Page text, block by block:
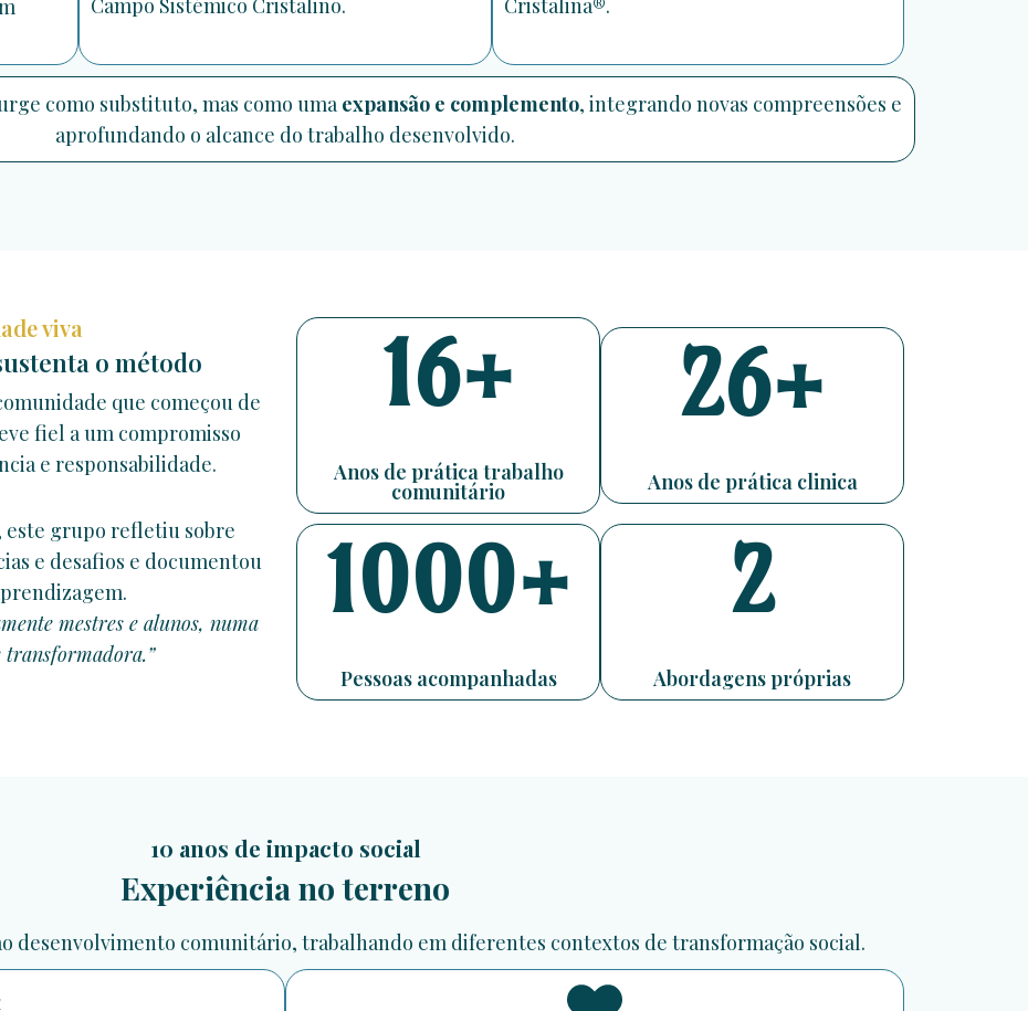
Campo Sistémico Cristalino.
Cristalina®.
como substituto, mas como umaexpansão e complemento, integrando novas compreensões e
aprofundando o alcance do trabalho desenvolvido.
viva
o método
que começou de
fiel a um compromisso
e responsabilidade.
este grupo refletiu sobre
e desafios e documentou
mestres e alunos, numa
16+
Anos de prática trabalho
comunitário
26+
Anos de prática clinica
1000+
Pessoas acompanhadas
2
Abordagens próprias
10 anos de impacto social
Experiência no terreno
desenvolvimento comunitário, trabalhando em diferentes contextos de transformação social.